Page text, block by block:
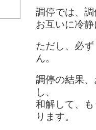
調停では、
お互いに冷
ただし、必
ん。
調停の結果
し、
和解して、
ります。